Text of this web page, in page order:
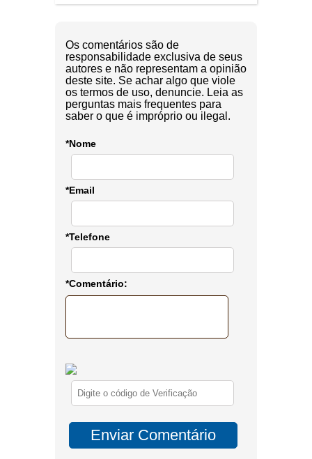
Os comentários são de
responsabilidade exclusiva de seus
autores e não representam a opinião
deste site. Se achar algo que viole
os termos de uso, denuncie. Leia as
perguntas mais frequentes para
saber o que é impróprio ou ilegal.
*Nome
*Email
*Telefone
*Comentário: